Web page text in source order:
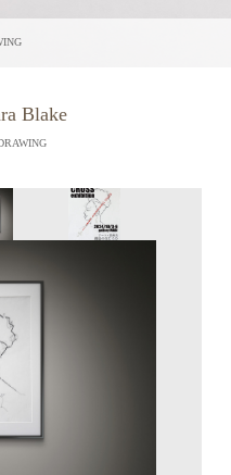
Blake